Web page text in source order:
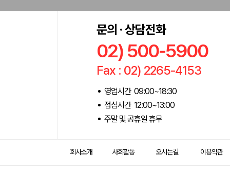
문의 · 상담전화
02) 500-5900
Fax : 02) 2265-4153
영업시간 09:00~18:30
점심시간 12:00~13:00
주말 및 공휴일 휴무
회사소개 사회활동 오시는길 이용약관